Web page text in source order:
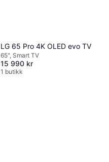
LG 65 Pro 4K OLED evo TV
65", Smart TV
15 990 kr
1 butikk